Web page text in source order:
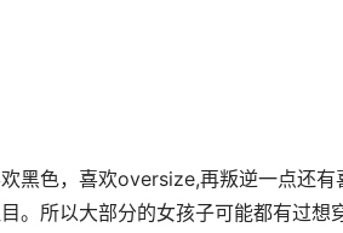
黑色，喜欢oversize,再叛逆一点还有
。所以大部分的女孩子可能都有过想